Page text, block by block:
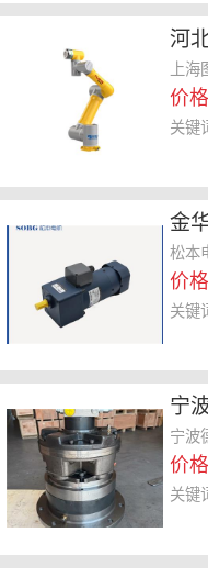
河
来
应
上
价
金
本
松本
价
关键
宁
波
宁波
价
关键